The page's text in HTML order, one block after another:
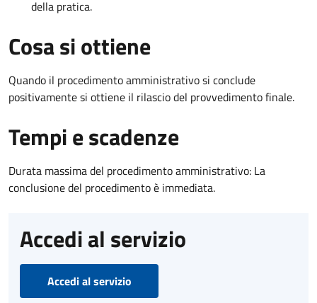
della pratica.
Cosa si ottiene
Quando il procedimento amministrativo si conclude
positivamente si ottiene il rilascio del provvedimento finale.
Tempi e scadenze
Durata massima del procedimento amministrativo: La
conclusione del procedimento è immediata.
Accedi al servizio
Accedi al servizio